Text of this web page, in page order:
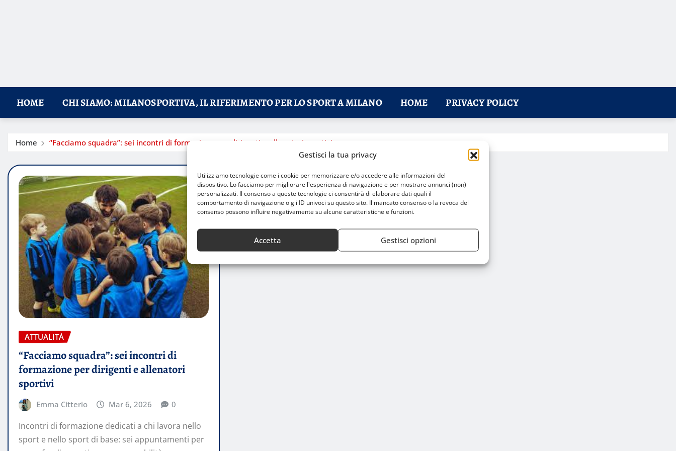
Gestisci la tua privacy
Utilizziamo tecnologie come i cookie per memorizzare e/o accedere alle informazioni del
dispositivo. Lo facciamo per migliorare l'esperienza di navigazione e per mostrare annunci (non)
personalizzati. Il consenso a queste tecnologie ci consentirà di elaborare dati quali il
comportamento di navigazione o gli ID univoci su questo sito. Il mancato consenso o la revoca del
consenso possono influire negativamente su alcune caratteristiche e funzioni.
Accetta Gestisci opzioni
HOME CHI SIAMO: MILANOSPORTIVA, IL RIFERIMENTO PER LO SPORT A MILANO HOME PRIVACY POLICY
Home “Facciamo squadra”: sei incontri di formazione per dirigenti e allenatori sportivi
ATTUALITÀ
“Facciamo squadra”: sei incontri di
formazione per dirigenti e allenatori
sportivi
Emma Citterio Mar 6, 2026 0
Incontri di formazione dedicati a chi lavora nello
sport e nello sport di base: sei appuntamenti per